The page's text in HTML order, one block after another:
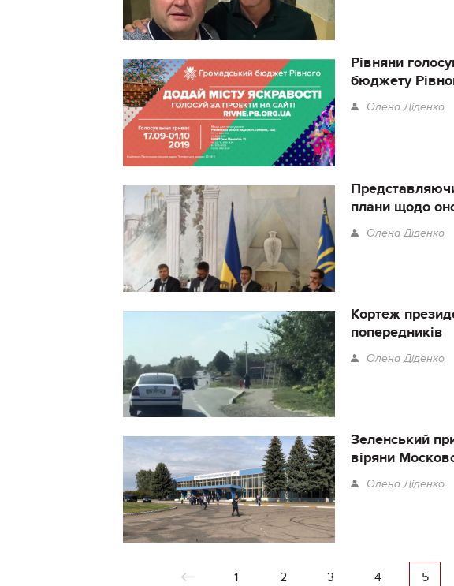
Рівняни
бюджету
Олена Діденко
плани щодо
Олена Діденко
Кортеж
попередників
Олена Діденко
Зеленський
віряни
Олена Діденко
1 2 3 4 5